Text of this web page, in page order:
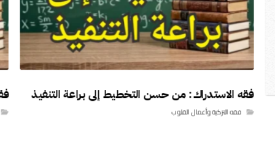
فقه الاستدراك: من حسن التخطيط إلى براعة التنفيذ
فقه التزكية وأعمال القلوب